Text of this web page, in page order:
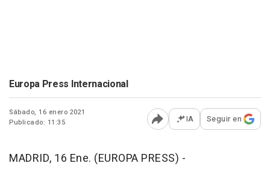
Europa Press Internacional
Sábado, 16 enero 2021
Publicado: 11:35
Abrir opciones para
IA Seguir en
MADRID, 16 Ene. (EUROPA PRESS) -